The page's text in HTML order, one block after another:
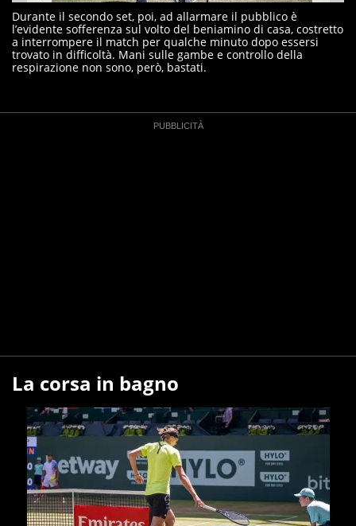
Durante il secondo set, poi, ad allarmare il pubblico è
l’evidente sofferenza sul volto del beniamino di casa, costretto
a interrompere il match per qualche minuto dopo essersi
trovato in difficoltà. Mani sulle gambe e controllo della
respirazione non sono, però, bastati.
La corsa in bagno